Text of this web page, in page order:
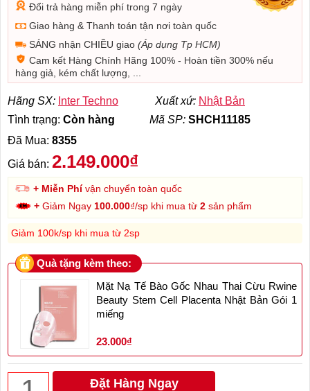
Đổi trả hàng miễn phí trong 7 ngày
Giao hàng & Thanh toán tận nơi toàn quốc
SÁNG nhận CHIỀU giao (Áp dụng Tp HCM)
Cam kết Hàng Chính Hãng 100% - Hoàn tiền 300% nếu
hàng giả, kém chất lượng, ...
Hãng SX: Inter Techno Xuất xứ: Nhật Bản
Tình trạng: Còn hàng Mã SP: SHCH11185
Đã Mua: 8355
Giá bán: 2.149.000₫
+ Miễn Phívận chuyển toàn quốc
+ Giảm Ngay 100.000₫/sp khi mua từ2 sản phẩm
Giảm 100k/sp khi mua từ 2sp
Quà tặng kèm theo:
Mặt Nạ Tế Bào Gốc Nhau Thai Cừu Rwine
Beauty Stem Cell Placenta Nhật Bản Gói 1
miếng
23.000₫
Đặt Hàng Ngay